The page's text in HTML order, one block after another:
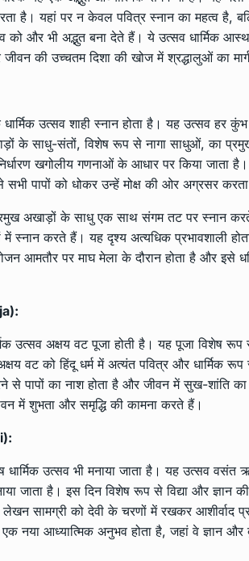
है। यहां पर न केवल पवित्र स्नान का महत्व है,
और भी अद्भुत बना देते हैं। ये उत्सव धार्मिक
की उच्चतम दिशा की खोज में श्रद्धालुओं का
उत्सव शाही स्नान होता है। यह उत्सव हर
के साधु-संतों, विशेष रूप से नागा साधुओं, का प्रमुख
खगोलीय गणनाओं के आधार पर किया जाता है।
पापों को धोकर उन्हें मोक्ष की ओर अग्रसर
अखाड़ों के साधु एक साथ संगम तट पर स्नान
में स्नान करते हैं। यह दृश्य अत्यधिक प्रभावशाली
आमतौर पर माघ मेला के दौरान होता है और इसे
उत्सव अक्षय वट पूजा होती है। यह पूजा विशेष
वट को हिंदू धर्म में अत्यंत पवित्र और धार्मिक रूप
से पापों का नाश होता है और जीवन में सुख-शांति का
में शुभता और समृद्धि की कामना करते हैं।
धार्मिक उत्सव भी मनाया जाता है। यह उत्सव
जाता है। इस दिन विशेष रूप से विद्या और ज्ञान
सामग्री को देवी के चरणों में रखकर आशीर्वाद
आध्यात्मिक अनुभव होता है, जहां वे ज्ञान और